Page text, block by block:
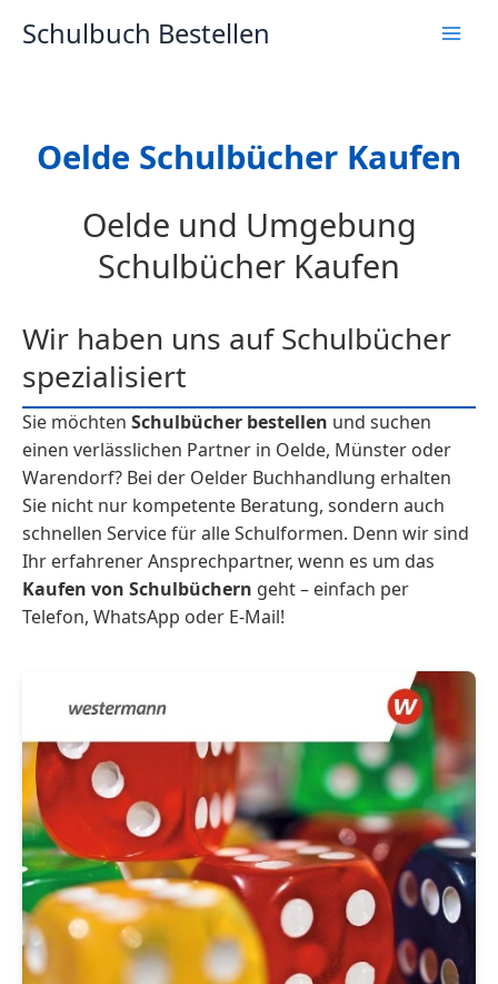
InhaltSchulbuch Bestellen
Oelde Schulbücher Kaufen
Oelde und Umgebung
Schulbücher Kaufen
Wir haben uns auf Schulbücher
spezialisiert
Sie möchten Schulbücher bestellen und suchen
einen verlässlichen Partner in Oelde, Münster oder
Warendorf? Bei der Oelder Buchhandlung erhalten
Sie nicht nur kompetente Beratung, sondern auch
schnellen Service für alle Schulformen. Denn wir sind
Ihr erfahrener Ansprechpartner, wenn es um das
Kaufen von Schulbüchern geht – einfach per
Telefon, WhatsApp oder E-Mail!